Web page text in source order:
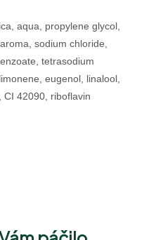
aqua, propylene glycol,
sodium chloride,
tetrasodium
eugenol, linalool,
CI 42090, riboflavin